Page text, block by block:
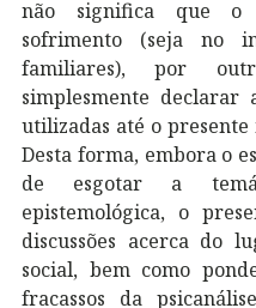
não significa que o
sofrimento (seja no
familiares), por
simplesmente declarar
utilizadas até o
Desta forma, embora o
de esgotar a
epistemológica, o
discussões acerca do
social, bem como
fracassos da